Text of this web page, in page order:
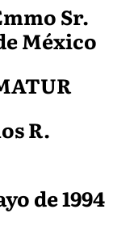
Sr.
México
R.
de 1994